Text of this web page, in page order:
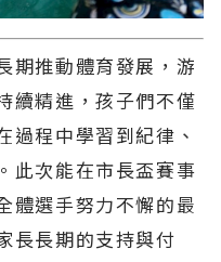
期推動體育發展，游
續精進，孩子們不僅
過程中學習到紀律、
此次能在市長盃賽事
體選手努力不懈的最
長長期的支持與付